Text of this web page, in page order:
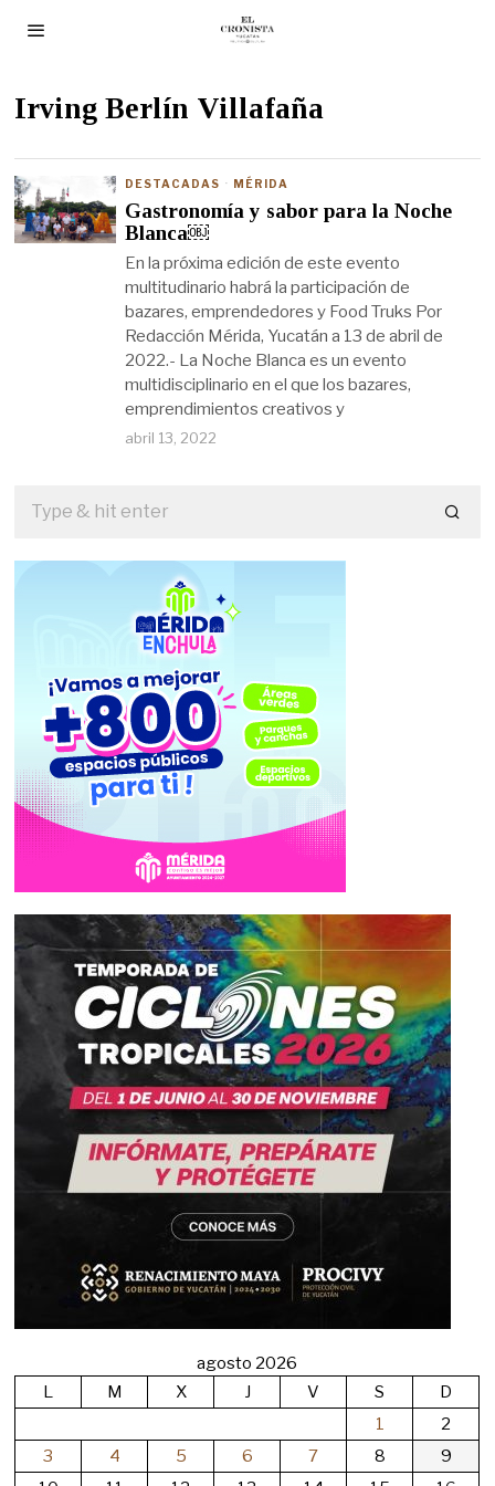
Irving Berlín Villafaña
DESTACADAS · MÉRIDA
Gastronomía y sabor para la Noche
Blanca￼
En la próxima edición de este evento
multitudinario habrá la participación de
bazares, emprendedores y Food Truks Por
Redacción Mérida, Yucatán a 13 de abril de
2022.- La Noche Blanca es un evento
multidisciplinario en el que los bazares,
emprendimientos creativos y
abril 13, 2022
agosto 2026
L
M X J V S
D
1
2
3
4 5 6 7 8
9